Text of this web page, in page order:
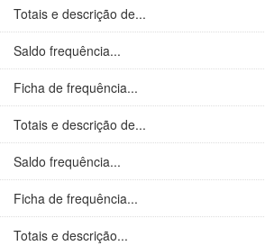
Totais e descrição de...
Saldo frequência...
Ficha de frequência...
Totais e descrição de...
Saldo frequência...
Ficha de frequência...
Totais e descrição...